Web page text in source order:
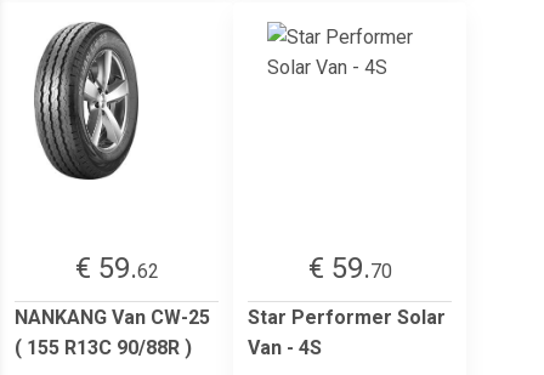
€ 59.62
NANKANG Van CW-25
( 155 R13C 90/88R )
€ 59.70
Star Performer Solar
Van - 4S